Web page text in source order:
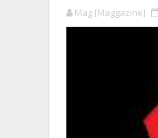
Mag [Maggazine]